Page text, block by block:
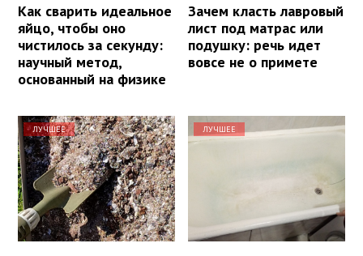
Как сварить идеальное
яйцо, чтобы оно
чистилось за секунду:
научный метод,
основанный на физике
Зачем класть лавровый
лист под матрас или
подушку: речь идет
вовсе не о примете
ЛУЧШЕЕ ЛУЧШЕЕ